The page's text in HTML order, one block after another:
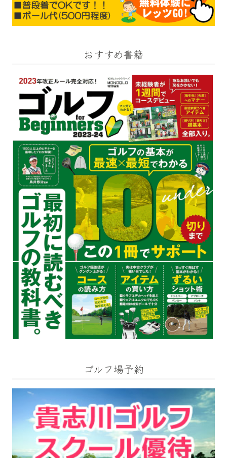
おすすめ書籍
ゴルフ場予約